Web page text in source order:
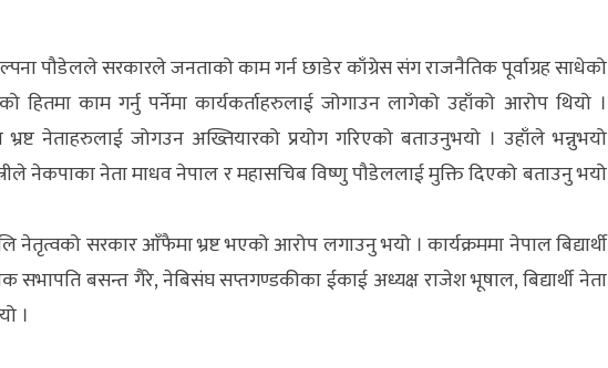
पौडेलले सरकारले जनताको काम गर्न छाडेर काँग्रेस संग राजनैतिक पूर्वाग्रह साधेको
काम गर्नु पर्नेमा कार्यकर्ताहरुलाई जोगाउन लागेको उहाँको आरोप थियो ।
नेताहरुलाई जोगउन अख्तियारको प्रयोग गरिएको बताउनुभयो । उहाँले भन्नुभयो
नेकपाका नेता माधव नेपाल र महासचिब विष्णु पौडेललाई मुक्ति दिएको बताउनु भयो
नेतृत्वको सरकार आँफैमा भ्रष्ट भएको आरोप लगाउनु भयो । कार्यक्रममा नेपाल बिद्यार्थी
सभापति बसन्त गैरे, नेबिसंघ सप्तगण्डकीका ईकाई अध्यक्ष राजेश भूषाल, बिद्यार्थी नेता
।